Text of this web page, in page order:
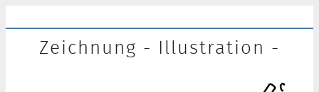
Zeichnung - Illustration -